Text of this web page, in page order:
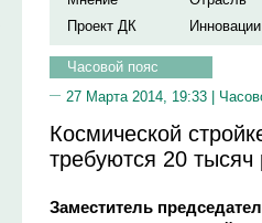
Проект ДК
Инновации
Часовой пояс
27 Марта 2014, 19:33 |
Космической
требуются 20 тысяч
Заместитель